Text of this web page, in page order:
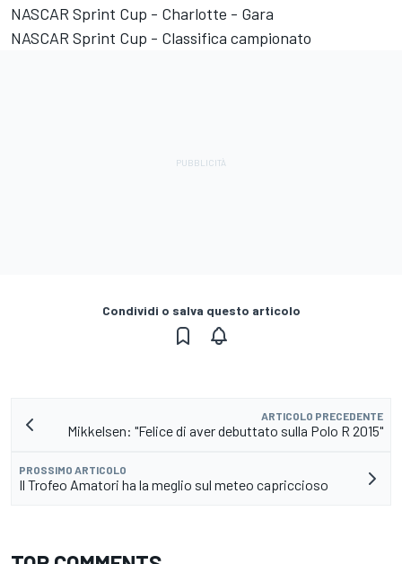
NASCAR Sprint Cup - Charlotte - Gara
NASCAR Sprint Cup - Classifica campionato
Condividi o salva questo articolo
ARTICOLO PRECEDENTE
Mikkelsen: "Felice di aver debuttato sulla Polo R 2015"
PROSSIMO ARTICOLO
Il Trofeo Amatori ha la meglio sul meteo capriccioso